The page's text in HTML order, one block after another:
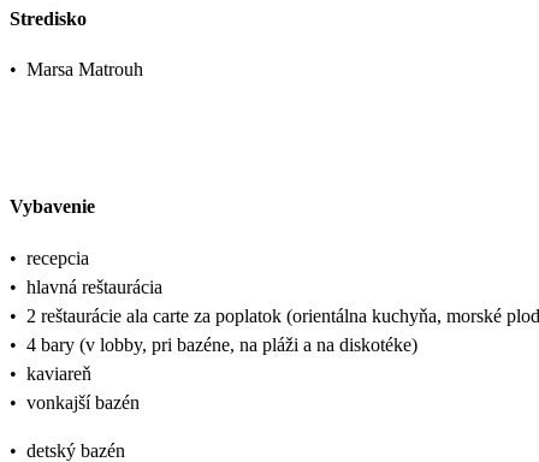
Stredisko
• Marsa Matrouh
Vybavenie
• recepcia
• hlavná reštaurácia
• 2 reštaurácie ala carte za poplatok (orientálna kuchyňa, morské
• 4 bary (v lobby, pri bazéne, na pláži a na diskotéke)
• kaviareň
• vonkajší bazén
• detský bazén